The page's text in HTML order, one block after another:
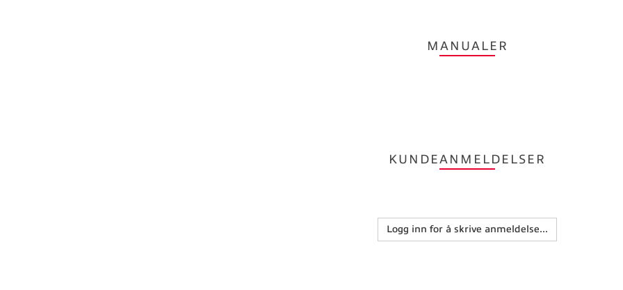
MANUALER
KUNDEANMELDELSER
Logg inn for å skrive anmeldelse...